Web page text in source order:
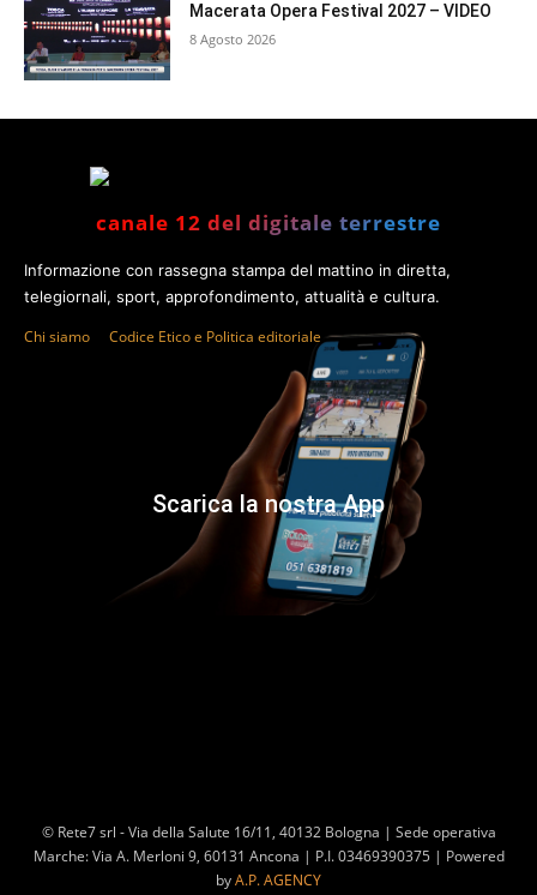
Macerata Opera Festival 2027 – VIDEO
8 Agosto 2026
canale 12 del digitale terrestre
Informazione con rassegna stampa del mattino in diretta,
telegiornali, sport, approfondimento, attualità e cultura.
Chi siamo Codice Etico e Politica editoriale
Scarica la nostra App
© Rete7 srl - Via della Salute 16/11, 40132 Bologna | Sede operativa
Marche: Via A. Merloni 9, 60131 Ancona | P.I. 03469390375 | Powered
byA.P. AGENCY